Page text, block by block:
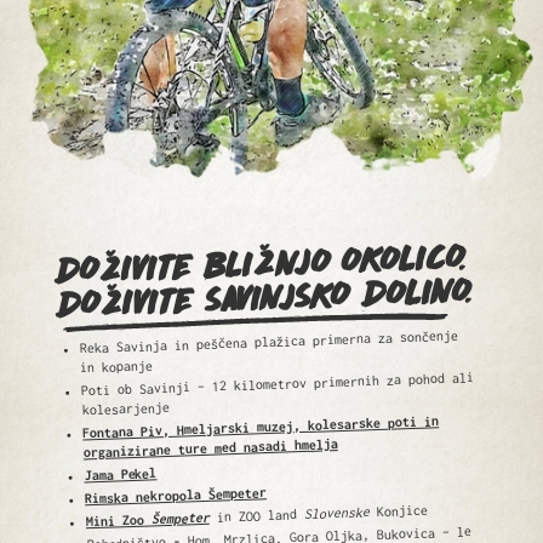
DOŽIVITE BLIŽNJO OKOLICO.
DOŽIVITE SAVINJSKO DOLINO.
Reka Savinja in peščena plažica primerna za sončenje
in kopanje
Poti ob Savinji – 12 kilometrov primernih za pohod ali
kolesarjenje
Fontana Piv, Hmeljarski muzej, kolesarske poti in
organizirane ture med nasadi hmelja
Jama Pekel
Rimska nekropola Šempeter
Mini Zoo Šempeterin ZOO land SlovenskeKonjice
Hom, Mrzlica, Gora Oljka, Bukovica – le